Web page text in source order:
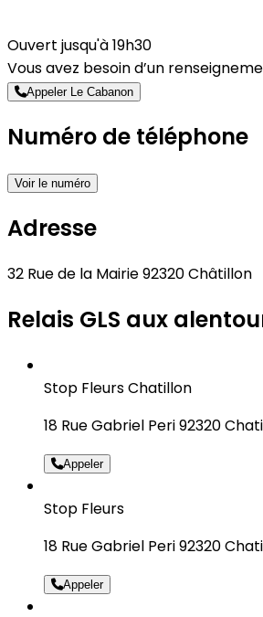
Ouvert jusqu'à 19h30
Vous avez besoin d’un
Appeler Le Cabanon
Numéro de téléphone
Voir le numéro
Adresse
32 Rue de la Mairie 92320 Châtillon
Relais GLS aux
Stop Fleurs Chatillon
18 Rue Gabriel Peri 92320
Appeler
Stop Fleurs
18 Rue Gabriel Peri 92320
Appeler